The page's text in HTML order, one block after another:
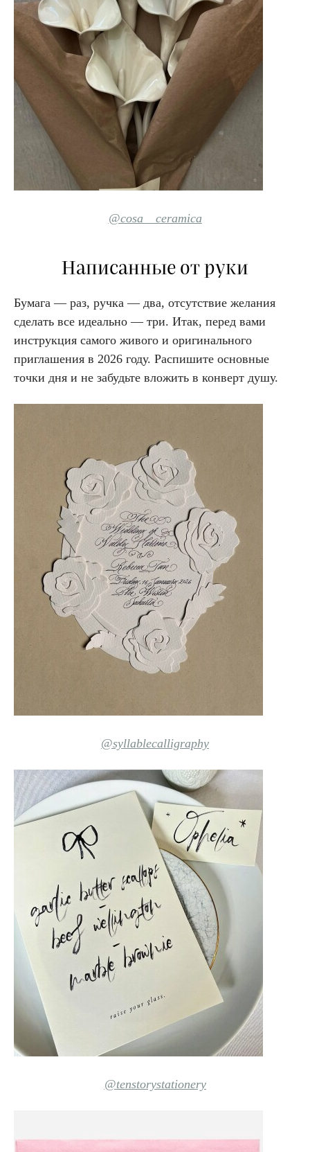
@cosa__ceramica
Написанные от руки
Бумага — раз, ручка — два, отсутствие желания
сделать все идеально — три. Итак, перед вами
инструкция самого живого и оригинального
приглашения в 2026 году. Распишите основные
точки дня и не забудьте вложить в конверт душу.
@syllablecalligraphy
@tenstorystationery